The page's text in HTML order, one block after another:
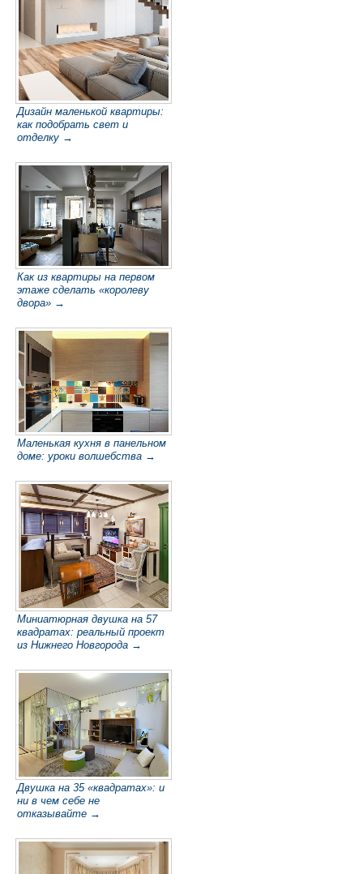
Дизайн маленькой квартиры:
как подобрать свет и
отделку →
Как из квартиры на первом
этаже сделать «королеву
двора» →
Маленькая кухня в панельном
доме: уроки волшебства →
Миниатюрная двушка на 57
квадратах: реальный проект
из Нижнего Новгорода →
Двушка на 35 «квадратах»: и
ни в чем себе не
отказывайте →